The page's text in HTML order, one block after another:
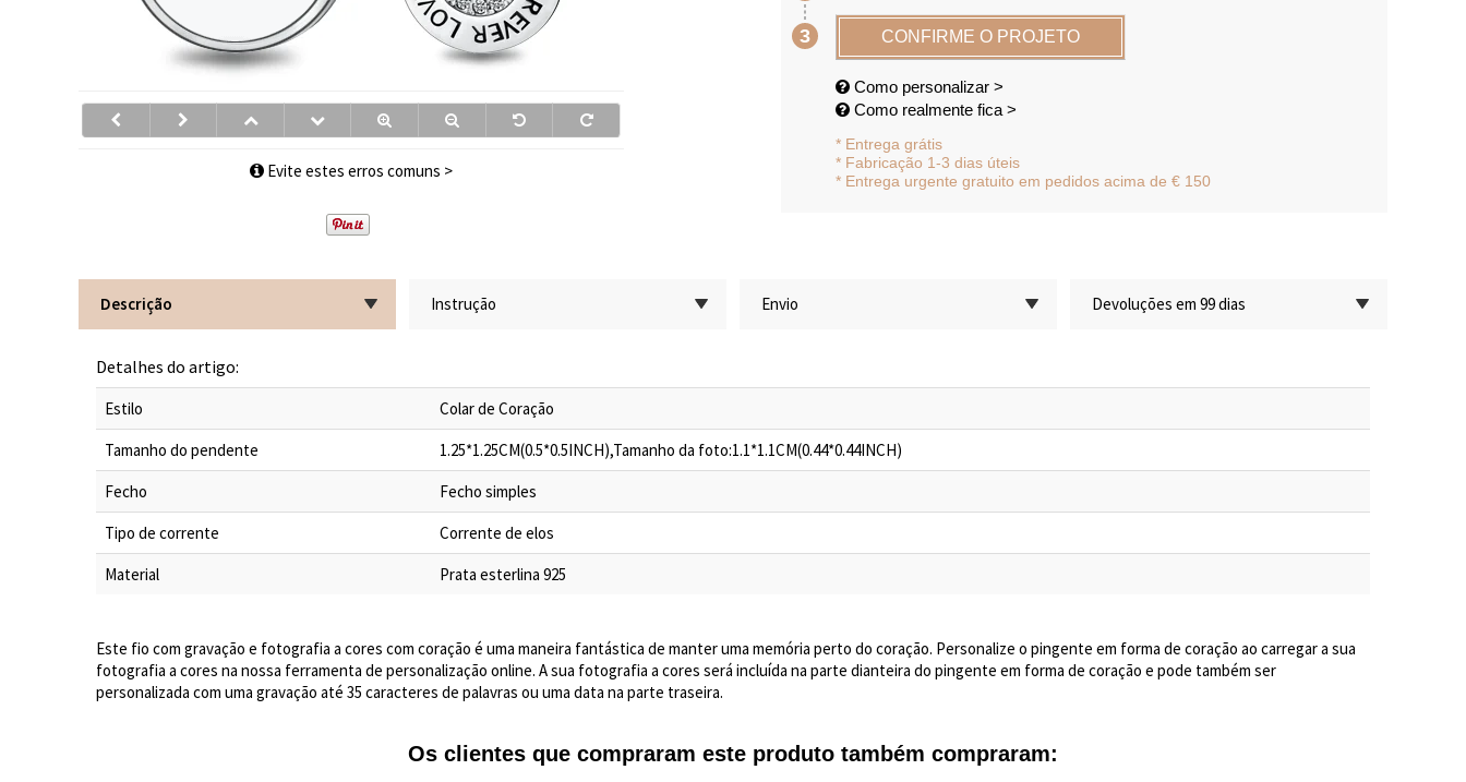
Evite estes erros comuns >
CONFIRME O PROJETO
Como personalizar >
Como realmente fica >
* Entrega grátis
* Fabricação 1-3 dias úteis
* Entrega urgente gratuito em pedidos acima de € 150
3
Descrição Instrução Envio Devoluções em 99 dias
Detalhes do artigo:
Estilo
Colar de Coração
Tamanho do pendente
1.25*1.25CM(0.5*0.5INCH),Tamanho da foto:1.1*1.1CM(0.44*0.44INCH)
Fecho
Fecho simples
Tipo de corrente
Corrente de elos
Material
Prata esterlina 925
Este fio com gravação e fotografia a cores com coração é uma maneira fantástica de manter uma memória perto do coração. Personalize o pingente em forma de coração ao carregar a sua
fotografia a cores na nossa ferramenta de personalização online. A sua fotografia a cores será incluída na parte dianteira do pingente em forma de coração e pode também ser
personalizada com uma gravação até 35 caracteres de palavras ou uma data na parte traseira.
Os clientes que compraram este produto também compraram: